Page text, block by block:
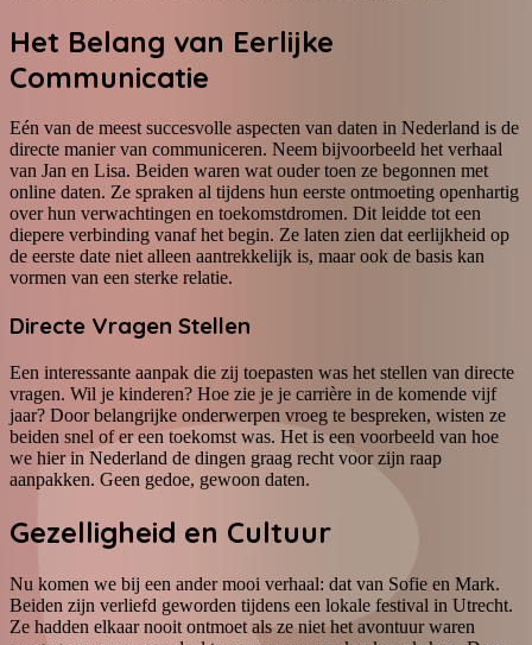
Het Belang van Eerlijke
Communicatie
Eén van de meest succesvolle aspecten van daten in Nederland is de
directe manier van communiceren. Neem bijvoorbeeld het verhaal
van Jan en Lisa. Beiden waren wat ouder toen ze begonnen met
online daten. Ze spraken al tijdens hun eerste ontmoeting openhartig
over hun verwachtingen en toekomstdromen. Dit leidde tot een
diepere verbinding vanaf het begin. Ze laten zien dat eerlijkheid op
de eerste date niet alleen aantrekkelijk is, maar ook de basis kan
vormen van een sterke relatie.
Directe Vragen Stellen
Een interessante aanpak die zij toepasten was het stellen van directe
vragen. Wil je kinderen? Hoe zie je je carrière in de komende vijf
jaar? Door belangrijke onderwerpen vroeg te bespreken, wisten ze
beiden snel of er een toekomst was. Het is een voorbeeld van hoe
we hier in Nederland de dingen graag recht voor zijn raap
aanpakken. Geen gedoe, gewoon daten.
Gezelligheid en Cultuur
Nu komen we bij een ander mooi verhaal: dat van Sofie en Mark.
Beiden zijn verliefd geworden tijdens een lokale festival in Utrecht.
Ze hadden elkaar nooit ontmoet als ze niet het avontuur waren